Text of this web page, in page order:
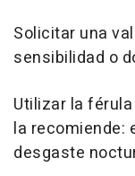
Solicitar una
sensibilidad o
Utilizar la
la recomiende:
desgaste